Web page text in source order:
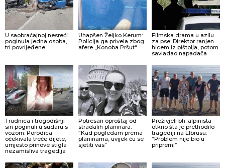
U saobraćajnoj nesreći
poginula jedna osoba,
tri povrijeđene
Uhapšen Željko Kerum:
Policija ga privela zbog
afere „Konoba Pršut“
Filmska drama u azilu
za pse: Direktor ranjen
hicem iz pištolja, potom
savladao napadača
Trudnica i trogodišnji
sin poginuli u sudaru s
vozom: Porodica
očekivala treće dijete,
umjesto prinove stigla
nezamisliva tragedija
Potresan oproštaj od
stradalih planinara:
“Kad pogledam prema
planinama, uvijek ću se
sjetiti vas”
Preživjeli bh. alpinista
otkrio šta je prethodilo
tragediji na Elbrusu:
“Problem nije bio u
pripremi”